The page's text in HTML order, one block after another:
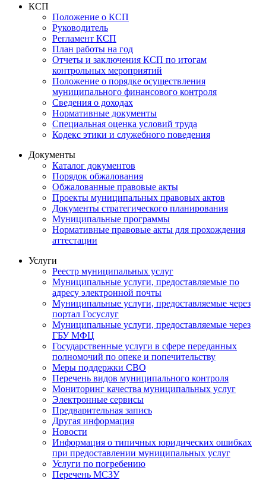
КСП
Положение о КСП
Руководитель
Регламент КСП
План работы на год
Отчеты и заключения КСП по итогам
контрольных мероприятий
Положение о порядке осуществления
муниципального финансового контроля
Сведения о доходах
Нормативные документы
Специальная оценка условий труда
Кодекс этики и служебного поведения
Документы
Каталог документов
Порядок обжалования
Обжалованные правовые акты
Проекты муниципальных правовых актов
Документы стратегического планирования
Муниципальные программы
Нормативные правовые акты для прохождения
аттестации
Услуги
Реестр муниципальных услуг
Муниципальные услуги, предоставляемые по
адресу электронной почты
Муниципальные услуги, предоставляемые через
портал Госуслуг
Муниципальные услуги, предоставляемые через
ГБУ МФЦ
Государственные услуги в сфере переданных
полномочий по опеке и попечительству
Меры поддержки СВО
Перечень видов муниципального контроля
Мониторинг качества муниципальных услуг
Электронные сервисы
Предварительная запись
Другая информация
Новости
Информация о типичных юридических ошибках
при предоставлении муниципальных услуг
Услуги по погребению
Перечень МСЗУ